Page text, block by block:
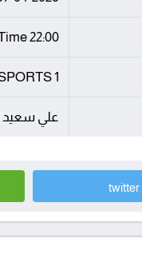
22:00 Time
1
علي سعيد
twitter